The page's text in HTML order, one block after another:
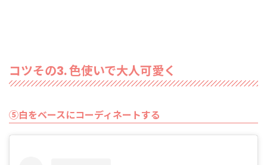
コツその3. 色使いで大人可愛く
⑤白をベースにコーディネートする